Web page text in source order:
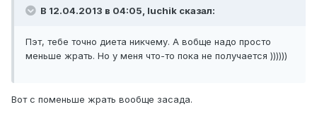
В 12.04.2013 в 04:05, luchik сказал:
Пэт, тебе точно диета никчему. А вобще надо просто
меньше жрать. Но у меня что-то пока не получается ))))))
Вот с поменьше жрать вообще засада.